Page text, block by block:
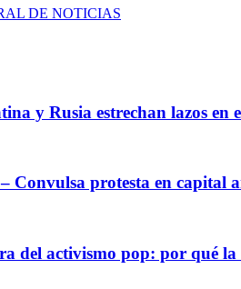
DE NOTICIAS
y Rusia estrechan lazos en
Convulsa protesta en capital
del activismo pop: por qué